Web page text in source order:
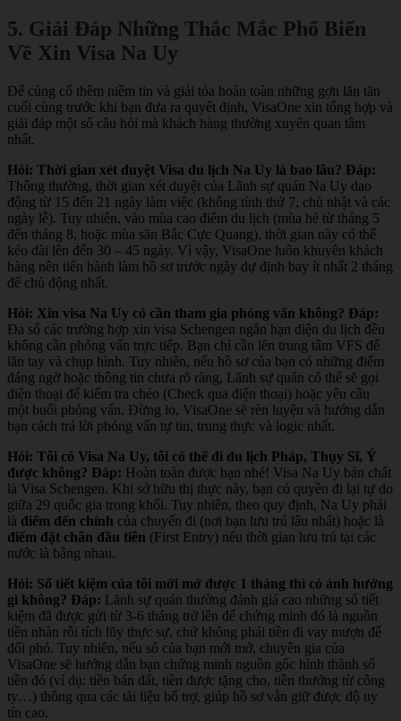
5. Giải Đáp Những Thắc Mắc Phổ Biến
Về Xin Visa Na Uy
Để củng cố thêm niềm tin và giải tỏa hoàn toàn những gợn lăn tăn
cuối cùng trước khi bạn đưa ra quyết định, VisaOne xin tổng hợp và
giải đáp một số câu hỏi mà khách hàng thường xuyên quan tâm
nhất.
Hỏi: Thời gian xét duyệt Visa du lịch Na Uy là bao lâu? Đáp:
Thông thường, thời gian xét duyệt của Lãnh sự quán Na Uy dao
động từ 15 đến 21 ngày làm việc (không tính thứ 7, chủ nhật và các
ngày lễ). Tuy nhiên, vào mùa cao điểm du lịch (mùa hè từ tháng 5
đến tháng 8, hoặc mùa săn Bắc Cực Quang), thời gian này có thể
kéo dài lên đến 30 – 45 ngày. Vì vậy, VisaOne luôn khuyên khách
hàng nên tiến hành làm hồ sơ trước ngày dự định bay ít nhất 2 tháng
để chủ động nhất.
Hỏi: Xin visa Na Uy có cần tham gia phỏng vấn không? Đáp:
Đa số các trường hợp xin visa Schengen ngắn hạn diện du lịch đều
không cần phỏng vấn trực tiếp. Bạn chỉ cần lên trung tâm VFS để
lăn tay và chụp hình. Tuy nhiên, nếu hồ sơ của bạn có những điểm
đáng ngờ hoặc thông tin chưa rõ ràng, Lãnh sự quán có thể sẽ gọi
điện thoại để kiểm tra chéo (Check qua điện thoại) hoặc yêu cầu
một buổi phỏng vấn. Đừng lo, VisaOne sẽ rèn luyện và hướng dẫn
bạn cách trả lời phỏng vấn tự tin, trung thực và logic nhất.
Hỏi: Tôi có Visa Na Uy, tôi có thể đi du lịch Pháp, Thụy Sĩ, Ý
được không? Đáp: Hoàn toàn được bạn nhé! Visa Na Uy bản chất
là Visa Schengen. Khi sở hữu thị thực này, bạn có quyền đi lại tự do
giữa 29 quốc gia trong khối. Tuy nhiên, theo quy định, Na Uy phải
là điểm đến chính của chuyến đi (nơi bạn lưu trú lâu nhất) hoặc là
điểm đặt chân đầu tiên (First Entry) nếu thời gian lưu trú tại các
nước là bằng nhau.
Hỏi: Sổ tiết kiệm của tôi mới mở được 1 tháng thì có ảnh hưởng
gì không? Đáp: Lãnh sự quán thường đánh giá cao những sổ tiết
kiệm đã được gửi từ 3-6 tháng trở lên để chứng minh đó là nguồn
tiền nhàn rỗi tích lũy thực sự, chứ không phải tiền đi vay mượn để
đối phó. Tuy nhiên, nếu sổ của bạn mới mở, chuyên gia của
VisaOne sẽ hướng dẫn bạn chứng minh nguồn gốc hình thành số
tiền đó (ví dụ: tiền bán đất, tiền được tặng cho, tiền thưởng từ công
ty…) thông qua các tài liệu bổ trợ, giúp hồ sơ vẫn giữ được độ uy
tín cao.